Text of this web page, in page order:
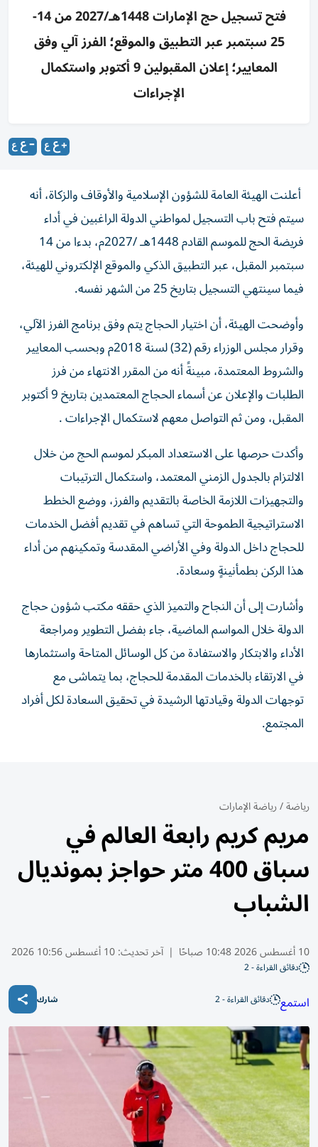
فتح تسجيل حج الإمارات 1448هـ/2027 من 14-
25 سبتمبر عبر التطبيق والموقع؛ الفرز آلي وفق
المعايير؛ إعلان المقبولين 9 أكتوبر واستكمال
الإجراءات
أعلنت الهيئة العامة للشؤون الإسلامية والأوقاف والزكاة، أنه
سيتم فتح باب التسجيل لمواطني الدولة الراغبين في أداء
فريضة الحج للموسم القادم 1448هـ /2027م، بدءا من 14
سبتمبر المقبل، عبر التطبيق الذكي والموقع الإلكتروني للهيئة،
فيما سينتهي التسجيل بتاريخ 25 من الشهر نفسه.
وأوضحت الهيئة، أن اختيار الحجاج يتم وفق برنامج الفرز الآلي،
وقرار مجلس الوزراء رقم (32) لسنة 2018م وبحسب المعايير
والشروط المعتمدة، مبينةً أنه من المقرر الانتهاء من فرز
الطلبات والإعلان عن أسماء الحجاج المعتمدين بتاريخ 9 أكتوبر
المقبل، ومن ثم التواصل معهم لاستكمال الإجراءات .
وأكدت حرصها على الاستعداد المبكر لموسم الحج من خلال
الالتزام بالجدول الزمني المعتمد، واستكمال الترتيبات
والتجهيزات اللازمة الخاصة بالتقديم والفرز، ووضع الخطط
الاستراتيجية الطموحة التي تساهم في تقديم أفضل الخدمات
للحجاج داخل الدولة وفي الأراضي المقدسة وتمكينهم من أداء
هذا الركن بطمأنينةٍ وسعادة.
وأشارت إلى أن النجاح والتميز الذي حققه مكتب شؤون حجاج
الدولة خلال المواسم الماضية، جاء بفضل التطوير ومراجعة
الأداء والابتكار والاستفادة من كل الوسائل المتاحة واستثمارها
في الارتقاء بالخدمات المقدمة للحجاج، بما يتماشى مع
توجهات الدولة وقيادتها الرشيدة في تحقيق السعادة لكل أفراد
المجتمع.
رياضة/رياضة الإمارات
مريم كريم رابعة العالم في
سباق 400 متر حواجز بمونديال
الشباب
10 أغسطس 2026 10:48 صباحًا | آخر تحديث:10 أغسطس 10:56 2026
دقائق القراءة - 2
استمع دقائق القراءة - 2 شارك